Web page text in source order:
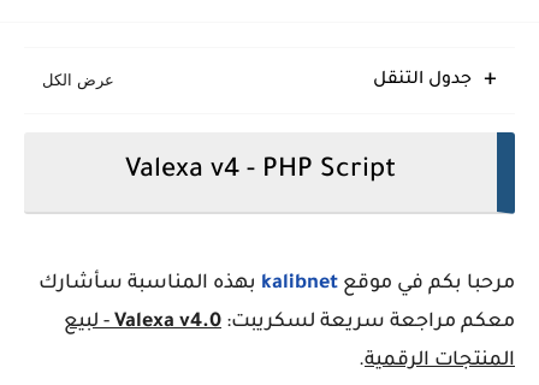
جدول التنقل
Valexa v4 - PHP Script
مرحبا بكم في موقع kalibnet بهذه المناسبة سأشارك
معكم مراجعة سريعة لسكريبت: Valexa v4.0- لبيع
المنتجات الرقمية.